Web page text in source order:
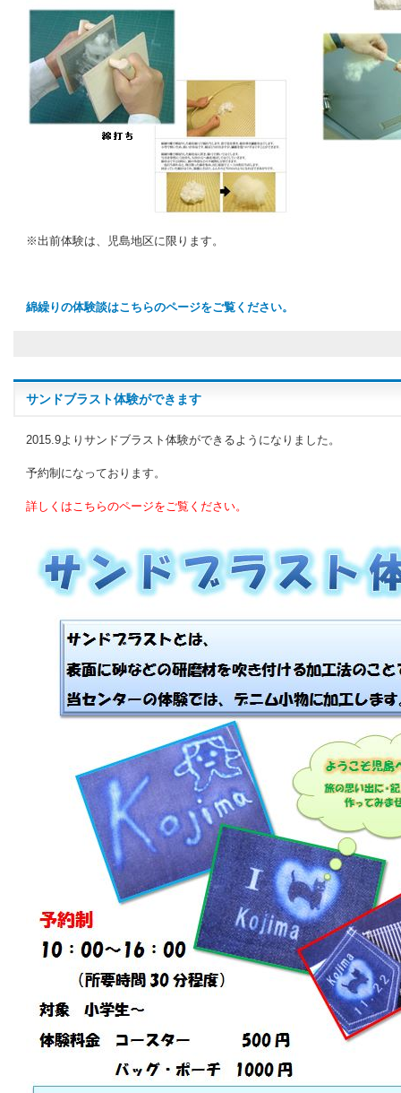
※出前体験は、児島地区に限ります。
綿繰りの体験談はこちらのページをご覧ください。
サンドブラスト体験ができます
2015.9よりサンドブラスト体験ができるようになりました。
予約制になっております。
詳しくはこちらのページをご覧ください。